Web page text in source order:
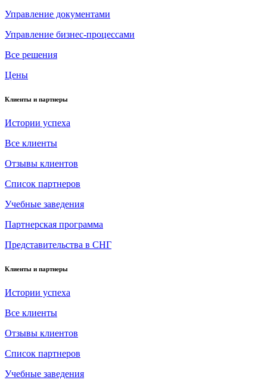
Управление документами
Управление бизнес-процессами
Все решения
Цены
Клиенты и партнеры
Истории успеха
Все клиенты
Отзывы клиентов
Список партнеров
Учебные заведения
Партнерская программа
Представительства в СНГ
Клиенты и партнеры
Истории успеха
Все клиенты
Отзывы клиентов
Список партнеров
Учебные заведения